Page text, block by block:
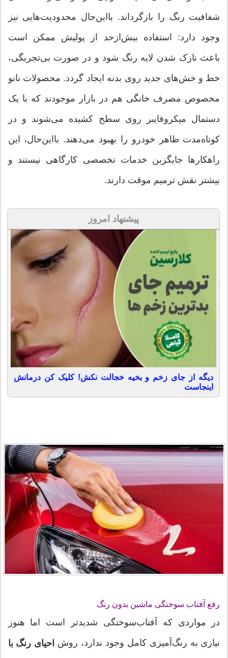
شفافیت رنگ را بازگرداند. بااین‌حال محدودیت‌هایی نیز
وجود دارد: استفاده بیش‌ازحد از پولیش ممکن است
باعث نازک شدن لایه رنگ شود و در صورت بی‌تجربگی،
خط و خش‌های جدید روی بدنه ایجاد گردد. محصولات نانو
مخصوص مصرف خانگی هم در بازار موجودند که با یک
دستمال میکروفایبر روی سطح کشیده می‌شوند و در
کوتاه‌مدت ظاهر خودرو را بهبود می‌دهند. بااین‌حال، این
راهکارها جایگزین خدمات تخصصی کارگاهی نیستند و
بیشتر نقش ترمیم موقت دارند.
پیشنهاد امروز
دیگه از جای زخم و بخیه خجالت نکش! کلیک کن درمانش
اینجاست
رفع آفتاب سوختگی ماشین بدون رنگ
در مواردی که آفتاب‌سوختگی شدیدتر است اما هنوز
نیازی به رنگ‌آمیزی کامل وجود ندارد، روش احیای رنگ با